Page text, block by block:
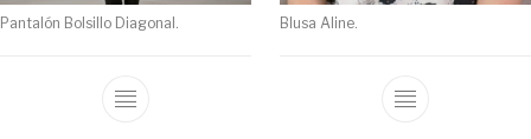
Pantalón Bolsillo Diagonal. Blusa Aline.